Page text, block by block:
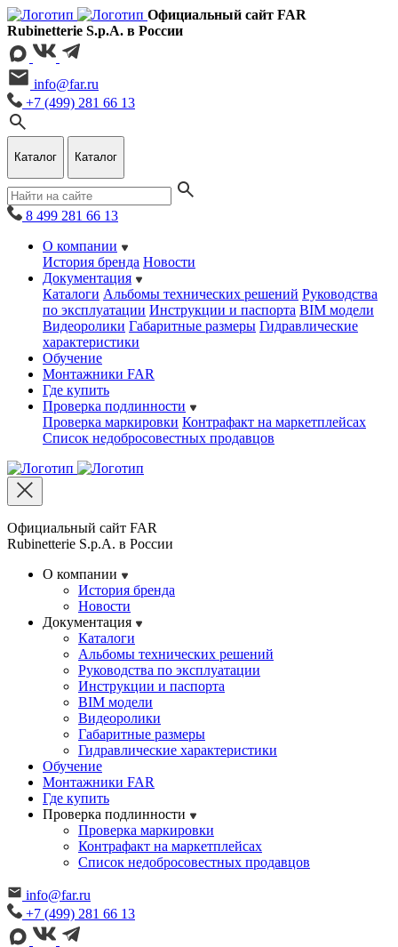
Официальный сайт FAR
Rubinetterie S.p.A. в России
info@far.ru
+7 (499) 281 66 13
Каталог Каталог
8 499 281 66 13
О компании
История бренда Новости
Документация
Каталоги Альбомы технических решений Руководства
по эксплуатации Инструкции и паспорта BIM модели
Видеоролики Габаритные размеры Гидравлические
характеристики
Обучение
Монтажники FAR
Где купить
Проверка подлинности
Проверка маркировки Контрафакт на маркетплейсах
Cписок недобросовестных продавцов
Официальный сайт FAR
Rubinetterie S.p.A. в России
О компании
История бренда
Новости
Документация
Каталоги
Альбомы технических решений
Руководства по эксплуатации
Инструкции и паспорта
BIM модели
Видеоролики
Габаритные размеры
Гидравлические характеристики
Обучение
Монтажники FAR
Где купить
Проверка подлинности
Проверка маркировки
Контрафакт на маркетплейсах
Cписок недобросовестных продавцов
info@far.ru
+7 (499) 281 66 13